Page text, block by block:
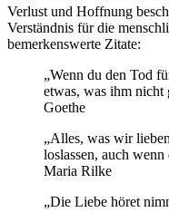
Verlust und Hoffnung
Verständnis für die
bemerkenswerte Zitate:
„Wenn du den Tod
etwas, was ihm nicht
Goethe
„Alles, was wir
loslassen, auch
Maria Rilke
„Die Liebe höret